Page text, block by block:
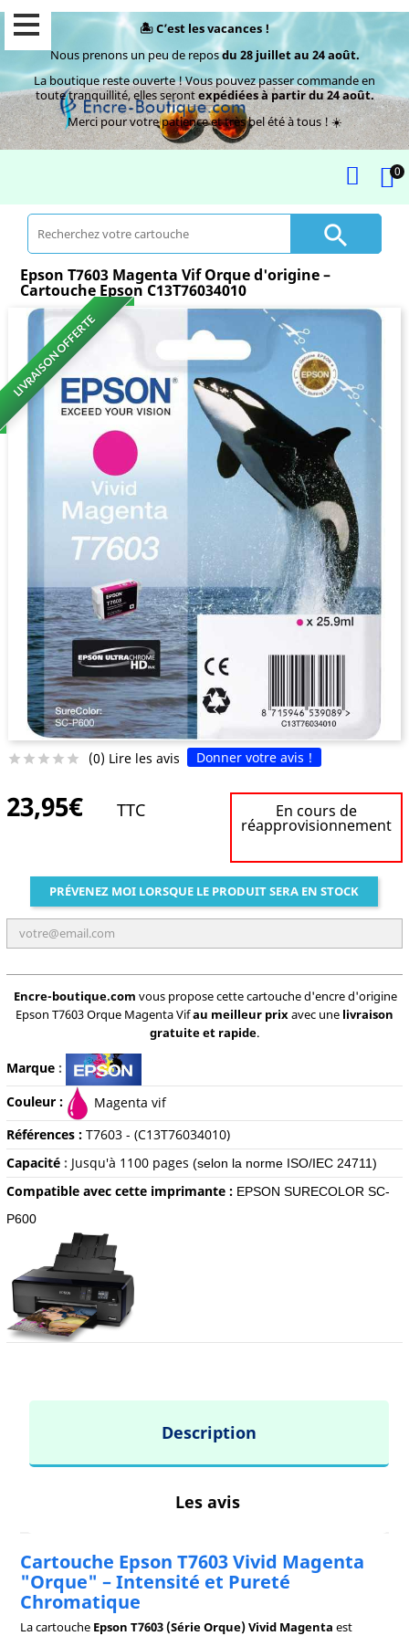
🏝️ C’est les vacances !
Nous prenons un peu de reposdu 28 juillet au 24 août.
La boutique reste ouverte ! Vous pouvez passer commande en
toute tranquillité, elles serontexpédiées à partir du 24 août.
Merci pour votre patience et très bel été à tous ! ☀️
0

Epson T7603 Magenta Vif Orque d'origine –
Cartouche Epson C13T76034010
LIVRAISON OFFERTE
     (0) Lire les avis Donner votre avis !
23,95€ TTC En cours de
réapprovisionnement
PRÉVENEZ MOI LORSQUE LE PRODUIT SERA EN STOCK
Encre-boutique.com vous propose cette cartouche d'encre d'origine
Epson T7603 Orque Magenta Vifau meilleur prixavec une livraison
gratuite et rapide.
Marque:
Couleur :
Magenta vif
Références : T7603 - (C13T76034010)
Capacité: Jusqu'à 1100 pages (selon la norme ISO/IEC 24711)
Compatible avec cette imprimante : EPSON SURECOLOR SC-
P600
Description
Les avis
Cartouche Epson T7603 Vivid Magenta
"Orque" – Intensité et Pureté
Chromatique
La cartouche Epson T7603 (Série Orque) Vivid Magenta est